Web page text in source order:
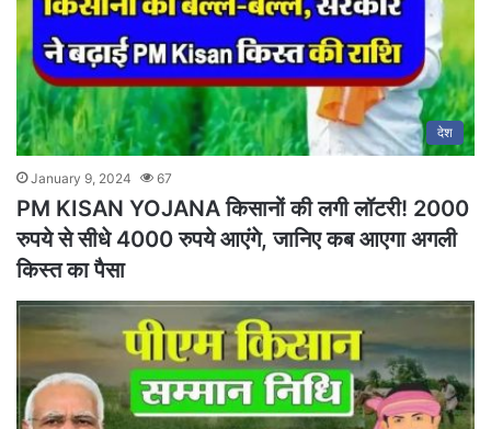
देश
January 9, 2024 67
PM KISAN YOJANA किसानों की लगी लॉटरी! 2000
रुपये से सीधे 4000 रुपये आएंगे, जानिए कब आएगा अगली
किस्त का पैसा